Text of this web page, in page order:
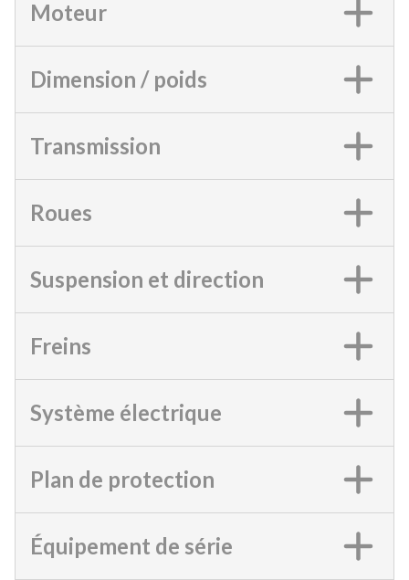
Moteur
Dimension / poids
Transmission
Roues
Suspension et direction
Freins
Système électrique
Plan de protection
Équipement de série